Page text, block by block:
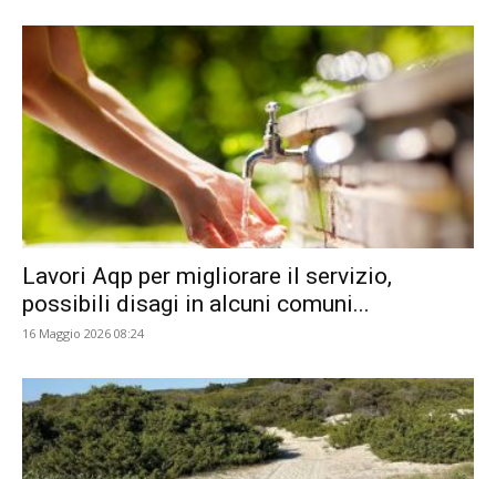
Lavori Aqp per migliorare il servizio,
possibili disagi in alcuni comuni...
16 Maggio 2026 08:24